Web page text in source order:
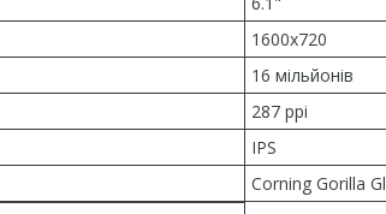
1600x720
16 мільйонів
287 ppi
IPS
Corning Gorilla